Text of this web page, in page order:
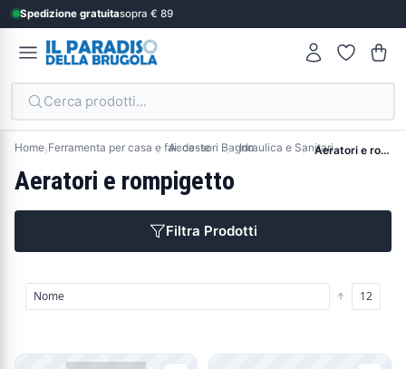
Spedizione gratuitasopra € 89
Cerca prodotti...
Home Ferramenta per casa e fai-da-teAccessori BagnoIdraulica e Sanitari Aeratori e rompigetto
Aeratori e rompigetto
Filtra Prodotti